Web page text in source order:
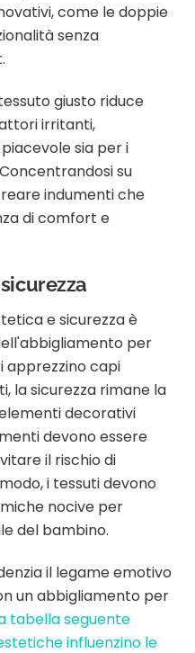
come le doppie
senza
giusto riduce
irritanti,
sia per i
su
indumenti che
di comfort e
e sicurezza è
per
apprezzino capi
la sicurezza rimane la
decorativi
devono essere
il rischio di
i tessuti devono
nocive per
del bambino.
il legame emotivo
un abbigliamento per
tabella seguente
influenzino le